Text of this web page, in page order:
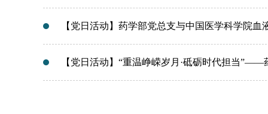
【党日活动】药学部党总支与中国医学科学院
【党日活动】“重温峥嵘岁月·砥砺时代担当